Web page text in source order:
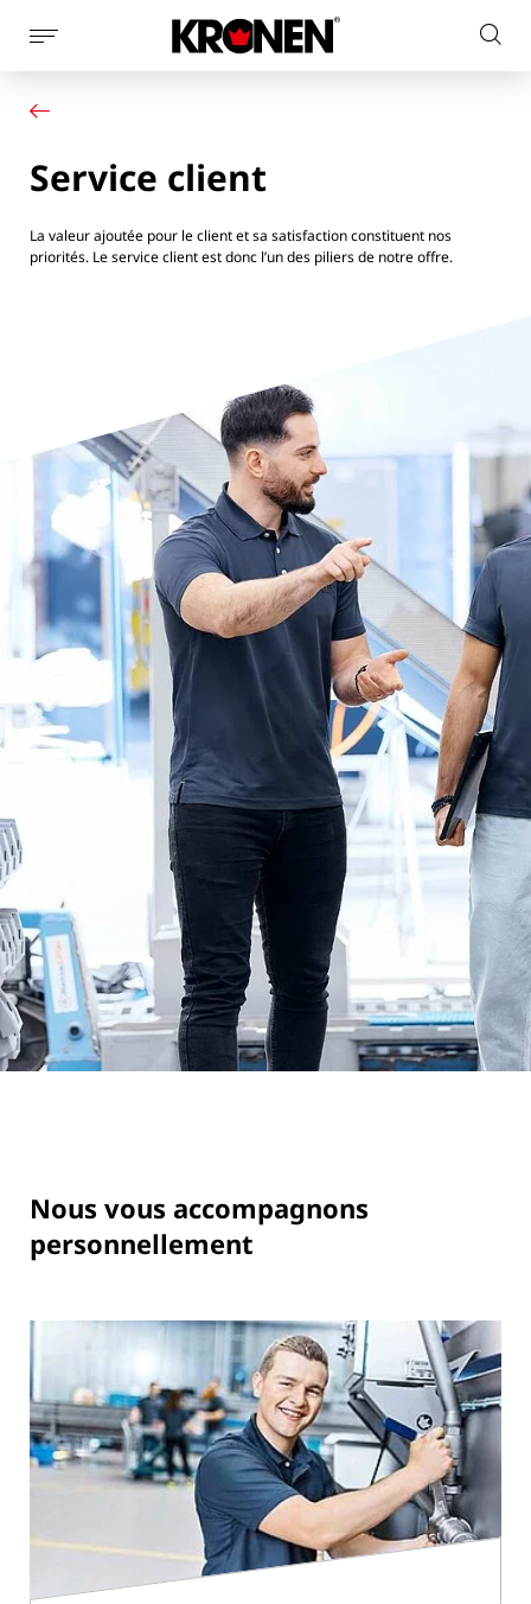
Afficher
la
navigation
latérale
Nos solutions
Actualités
Contact
Service client
La valeur ajoutée pour le client et sa satisfaction constituent nos
priorités. Le service client est donc l’un des piliers de notre offre.
Nous vous accompagnons
personnellement